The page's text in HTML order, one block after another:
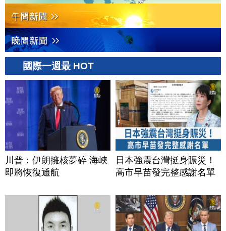
國際一週最 HOT
川普：伊朗擁核夢碎 海峽
即將恢復通航
日本強震台灣挺身賑災！
高市早苗發完整感謝名單